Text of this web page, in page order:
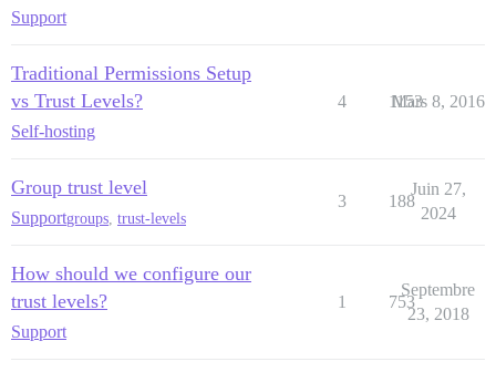
Support
Traditional Permissions Setup
vs Trust Levels?
Self-hosting
4 1153
Mars 8, 2016
Group trust level
Supportgroups trust-levels
3 188
Juin 27,
2024
How should we configure our
trust levels?
Support
1 753
Septembre
23, 2018